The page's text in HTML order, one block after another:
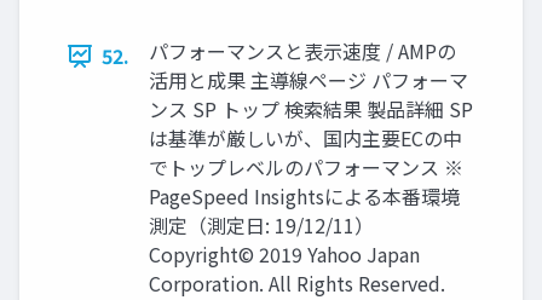
52.
パフォーマンスと表示速度 / AMPの
活用と成果 主導線ページ パフォーマ
ンス SP トップ 検索結果 製品詳細 SP
は基準が厳しいが、国内主要ECの中
でトップレベルのパフォーマンス ※
PageSpeed Insightsによる本番環境
測定（測定日: 19/12/11）
Copyright© 2019 Yahoo Japan
Corporation. All Rights Reserved.